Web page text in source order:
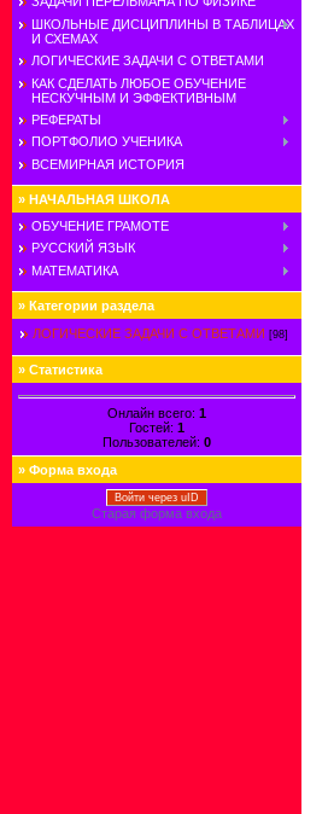
ШКОЛЬНЫЕ ДИСЦИПЛИНЫ В ТАБЛИЦАХ
И СХЕМАХ
ЛОГИЧЕСКИЕ ЗАДАЧИ С ОТВЕТАМИ
КАК СДЕЛАТЬ ЛЮБОЕ ОБУЧЕНИЕ
НЕСКУЧНЫМ И ЭФФЕКТИВНЫМ
РЕФЕРАТЫ
ПОРТФОЛИО УЧЕНИКА
ВСЕМИРНАЯ ИСТОРИЯ
» НАЧАЛЬНАЯ ШКОЛА
ОБУЧЕНИЕ ГРАМОТЕ
РУССКИЙ ЯЗЫК
МАТЕМАТИКА
» Категории раздела
ЛОГИЧЕСКИЕ ЗАДАЧИ С ОТВЕТАМИ [98]
» Статистика
Онлайн всего: 1
Гостей: 1
Пользователей: 0
» Форма входа
Войти через uID
Старая форма входа